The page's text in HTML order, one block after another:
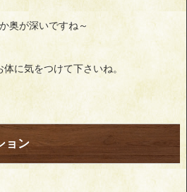
奥が深いですね～
に気をつけて下さいね。
ョン